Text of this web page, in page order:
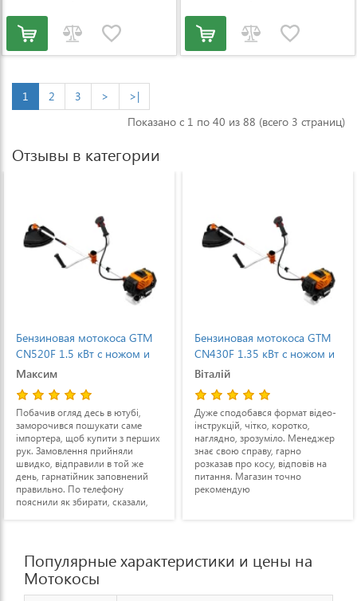
1 2 3 >
>|
Показано с 1 по 40 из 88 (всего 3 страниц)
Отзывы в категории
Бензиновая мотокоса GTM
CN520F 1.5 кВт с ножом и
косильной головкой
Tap'n'Go
Максим
Побачив огляд десь в ютубі,
заморочився пошукати саме
імпортера, щоб купити з перших
рук. Замовлення прийняли
швидко, відправили в той же
день, гарнатійник заповнений
правильно. По телефону
пояснили як збирати, сказали,
Бензиновая мотокоса GTM
CN430F 1.35 кВт с ножом и
косильной головкой
Tap'n'Go
Віталій
Дуже сподобався формат відео-
інструкцій, чітко, коротко,
наглядно, зрозуміло. Менеджер
знає свою справу, гарно
розказав про косу, відповів на
питання. Магазин точно
рекомендую
Популярные характеристики и цены на
Мотокосы